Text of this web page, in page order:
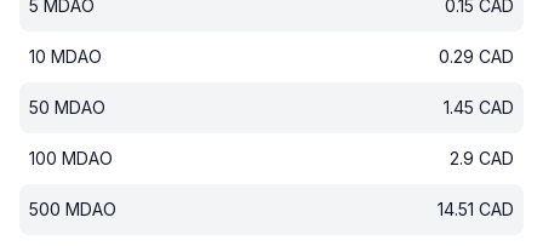
5 MDAO 0.15 CAD
10 MDAO 0.29 CAD
50 MDAO 1.45 CAD
100 MDAO 2.9 CAD
500 MDAO 14.51 CAD